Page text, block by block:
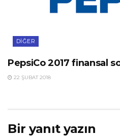
DIĞER
PepsiCo 2017 finansal
22 ŞUBAT 2018
Bir yanıt yazın